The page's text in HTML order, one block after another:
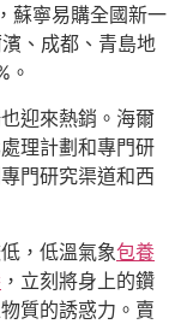
蘇寧易購全國新一
、成都、青島地
。
迎來熱銷。海爾
理計劃和專門研
門研究渠道和西
，低溫氣象包養
，立刻將身上的鑽
質的誘惑力。賣